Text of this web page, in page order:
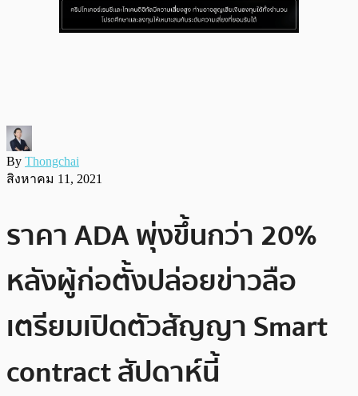
By Thongchai
สิงหาคม 11, 2021
ราคา ADA พุ่งขึ้นกว่า 20%
หลังผู้ก่อตั้งปล่อยข่าวลือ
เตรียมเปิดตัวสัญญา Smart
contract สัปดาห์นี้